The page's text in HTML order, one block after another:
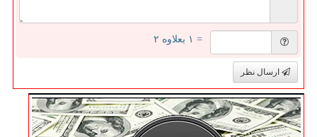
= ۱ بعلاوه ۲
ارسال نظر